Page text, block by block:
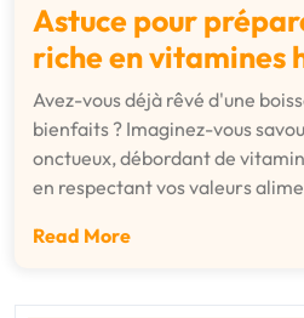
Astuce pour
riche en vitamines
Avez-vous déjà rêvé d'une
bienfaits ? Imaginez-vous
onctueux, débordant de
en respectant vos valeurs
Read More